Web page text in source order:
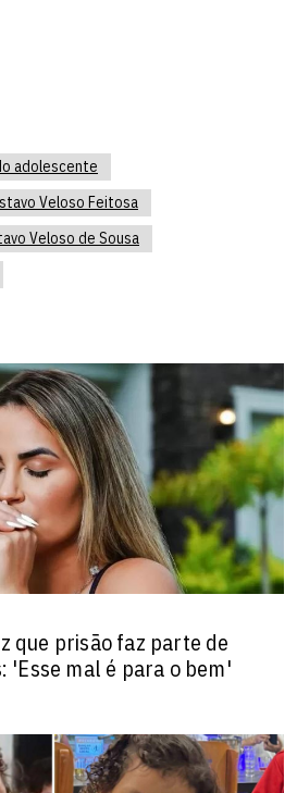
adolescente
Veloso Feitosa
Veloso de Sousa
que prisão faz parte de
'Esse mal é para o bem'